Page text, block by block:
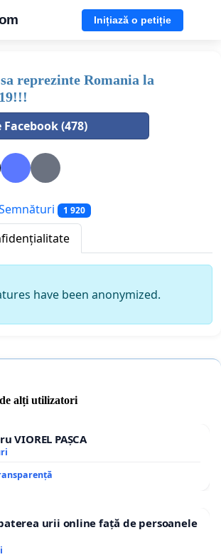
Inițiază o petiție
reprezinte Romania la
(478)
1 920
have been anonymized.
alți utilizatori
VIOREL PAȘCA
urii online față de persoanele